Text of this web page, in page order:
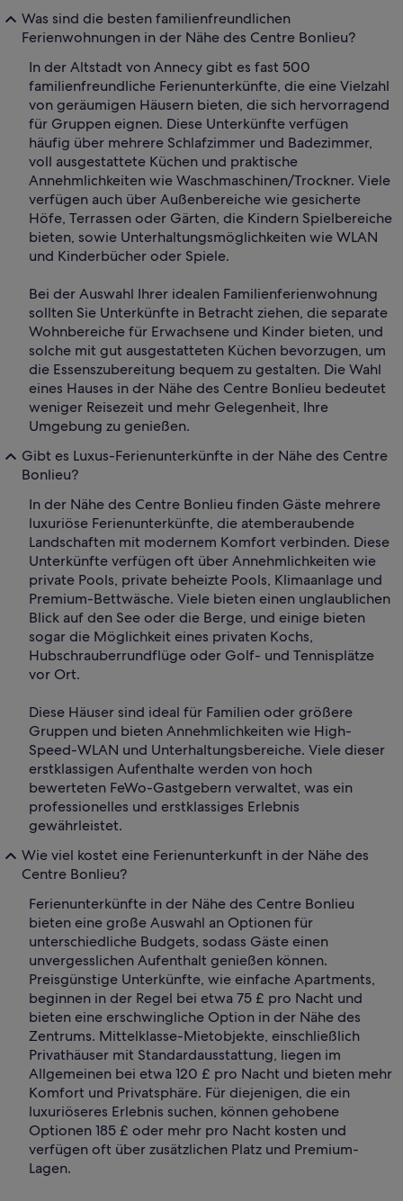
Was sind die besten familienfreundlichen
Ferienwohnungen in der Nähe des Centre Bonlieu?
In der Altstadt von Annecy gibt es fast 500
familienfreundliche Ferienunterkünfte, die eine Vielzahl
von geräumigen Häusern bieten, die sich hervorragend
für Gruppen eignen. Diese Unterkünfte verfügen
häufig über mehrere Schlafzimmer und Badezimmer,
voll ausgestattete Küchen und praktische
Annehmlichkeiten wie Waschmaschinen/Trockner. Viele
verfügen auch über Außenbereiche wie gesicherte
Höfe, Terrassen oder Gärten, die Kindern Spielbereiche
bieten, sowie Unterhaltungsmöglichkeiten wie WLAN
und Kinderbücher oder Spiele.
Bei der Auswahl Ihrer idealen Familienferienwohnung
sollten Sie Unterkünfte in Betracht ziehen, die separate
Wohnbereiche für Erwachsene und Kinder bieten, und
solche mit gut ausgestatteten Küchen bevorzugen, um
die Essenszubereitung bequem zu gestalten. Die Wahl
eines Hauses in der Nähe des Centre Bonlieu bedeutet
weniger Reisezeit und mehr Gelegenheit, Ihre
Umgebung zu genießen.
Gibt es Luxus-Ferienunterkünfte in der Nähe des Centre
Bonlieu?
In der Nähe des Centre Bonlieu finden Gäste mehrere
luxuriöse Ferienunterkünfte, die atemberaubende
Landschaften mit modernem Komfort verbinden. Diese
Unterkünfte verfügen oft über Annehmlichkeiten wie
private Pools, private beheizte Pools, Klimaanlage und
Premium-Bettwäsche. Viele bieten einen unglaublichen
Blick auf den See oder die Berge, und einige bieten
sogar die Möglichkeit eines privaten Kochs,
Hubschrauberrundflüge oder Golf- und Tennisplätze
vor Ort.
Diese Häuser sind ideal für Familien oder größere
Gruppen und bieten Annehmlichkeiten wie High-
Speed-WLAN und Unterhaltungsbereiche. Viele dieser
erstklassigen Aufenthalte werden von hoch
bewerteten FeWo-Gastgebern verwaltet, was ein
professionelles und erstklassiges Erlebnis
gewährleistet.
Wie viel kostet eine Ferienunterkunft in der Nähe des
Centre Bonlieu?
Ferienunterkünfte in der Nähe des Centre Bonlieu
bieten eine große Auswahl an Optionen für
unterschiedliche Budgets, sodass Gäste einen
unvergesslichen Aufenthalt genießen können.
Preisgünstige Unterkünfte, wie einfache Apartments,
beginnen in der Regel bei etwa 75 £ pro Nacht und
bieten eine erschwingliche Option in der Nähe des
Zentrums. Mittelklasse-Mietobjekte, einschließlich
Privathäuser mit Standardausstattung, liegen im
Allgemeinen bei etwa 120 £ pro Nacht und bieten mehr
Komfort und Privatsphäre. Für diejenigen, die ein
luxuriöseres Erlebnis suchen, können gehobene
Optionen 185 £ oder mehr pro Nacht kosten und
verfügen oft über zusätzlichen Platz und Premium-
Lagen.